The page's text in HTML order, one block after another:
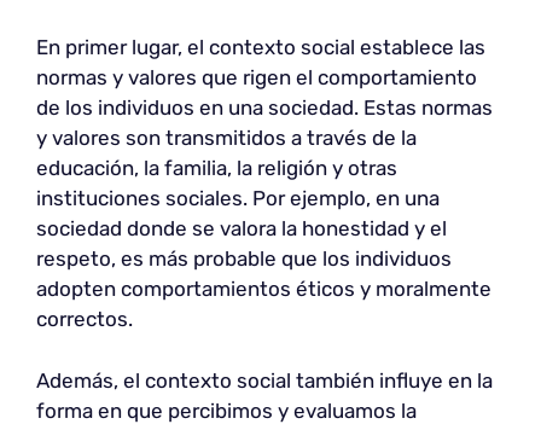
En primer lugar, el contexto social establece las
normas y valores que rigen el comportamiento
de los individuos en una sociedad. Estas normas
y valores son transmitidos a través de la
educación, la familia, la religión y otras
instituciones sociales. Por ejemplo, en una
sociedad donde se valora la honestidad y el
respeto, es más probable que los individuos
adopten comportamientos éticos y moralmente
correctos.
Además, el contexto social también influye en la
forma en que percibimos y evaluamos la